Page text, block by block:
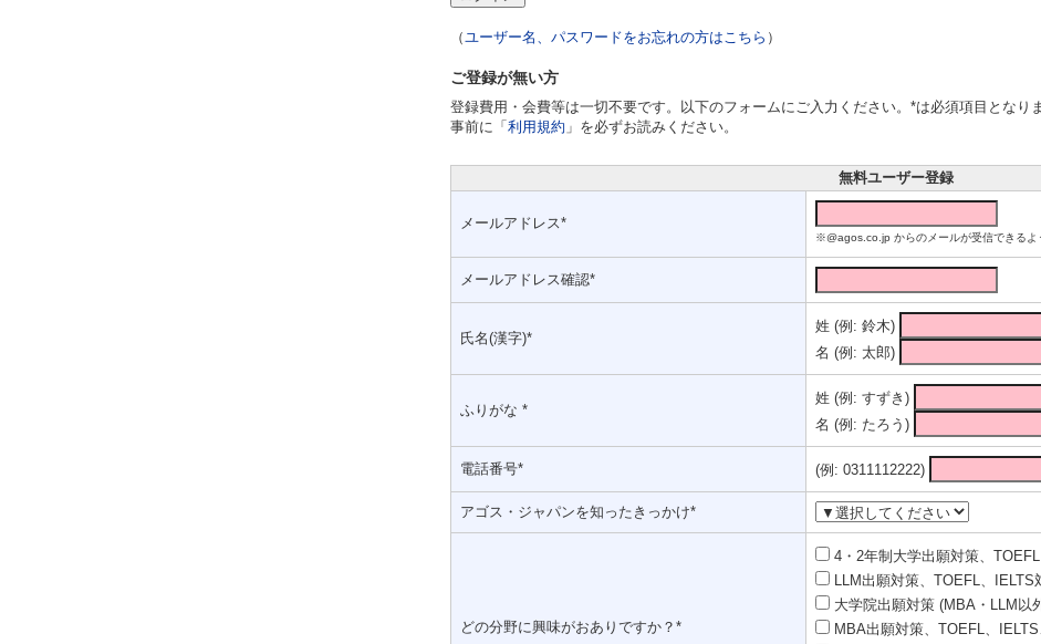
（ユーザー名、パスワードをお忘れの方はこちら ）
ご登録が無い方
登録費用・会費等は一切不要です。以下のフォームにご入力ください。*は必須項目となりま
事前に「 利用規約 」を必ずお読みください。
無料ユーザー登録
メールアドレス*
※@agos.co.jp からのメールが受信できるよ
メールアドレス確認*
氏名(漢字)*
姓 (例: 鈴木)
名 (例: 太郎)
ふりがな *
姓 (例: すずき)
名 (例: たろう)
電話番号* (例: 0311112222)
アゴス・ジャパンを知ったきっかけ*
どの分野に興味がおありですか？*
4・2年制大学出願対策、
LLM出願対策、TOEFL、IELTS
大学院出願対策 (MBA・LLM以
MBA出願対策、TOEFL、